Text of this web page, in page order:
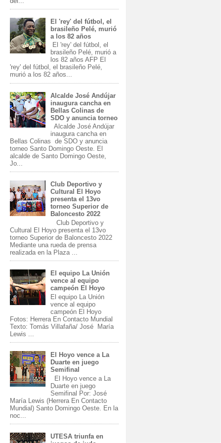
El 'rey' del fútbol, el
brasileño Pelé, murió
a los 82 años
El 'rey' del fútbol, el
brasileño Pelé, murió a
los 82 años AFP El
'rey' del fútbol, el brasileño Pelé,
murió a los 82 años...
Alcalde José Andújar
inaugura cancha en
Bellas Colinas de
SDO y anuncia torneo
Alcalde José Andújar
inaugura cancha en
Bellas Colinas de SDO y anuncia
torneo Santo Domingo Oeste. El
alcalde de Santo Domingo Oeste,
Jo...
Club Deportivo y
Cultural El Hoyo
presenta el 13vo
torneo Superior de
Baloncesto 2022
Club Deportivo y
Cultural El Hoyo presenta el 13vo
torneo Superior de Baloncesto 2022
Mediante una rueda de prensa
realizada en la Plaza ...
El equipo La Unión
vence al equipo
campeón El Hoyo
El equipo La Unión
vence al equipo
campeón El Hoyo
Fotos: Herrera En Contacto Mundial
Texto: Tomás Villafaña/ José María
Lewis ...
El Hoyo vence a La
Duarte en juego
Semifinal
El Hoyo vence a La
Duarte en juego
Semifinal Por: José
María Lewis (Herrera En Contacto
Mundial) Santo Domingo Oeste. En la
noc...
UTESA triunfa en